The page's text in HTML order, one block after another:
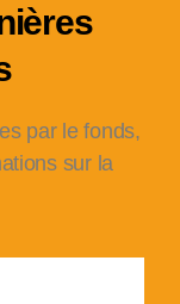
par le fonds,
sur la